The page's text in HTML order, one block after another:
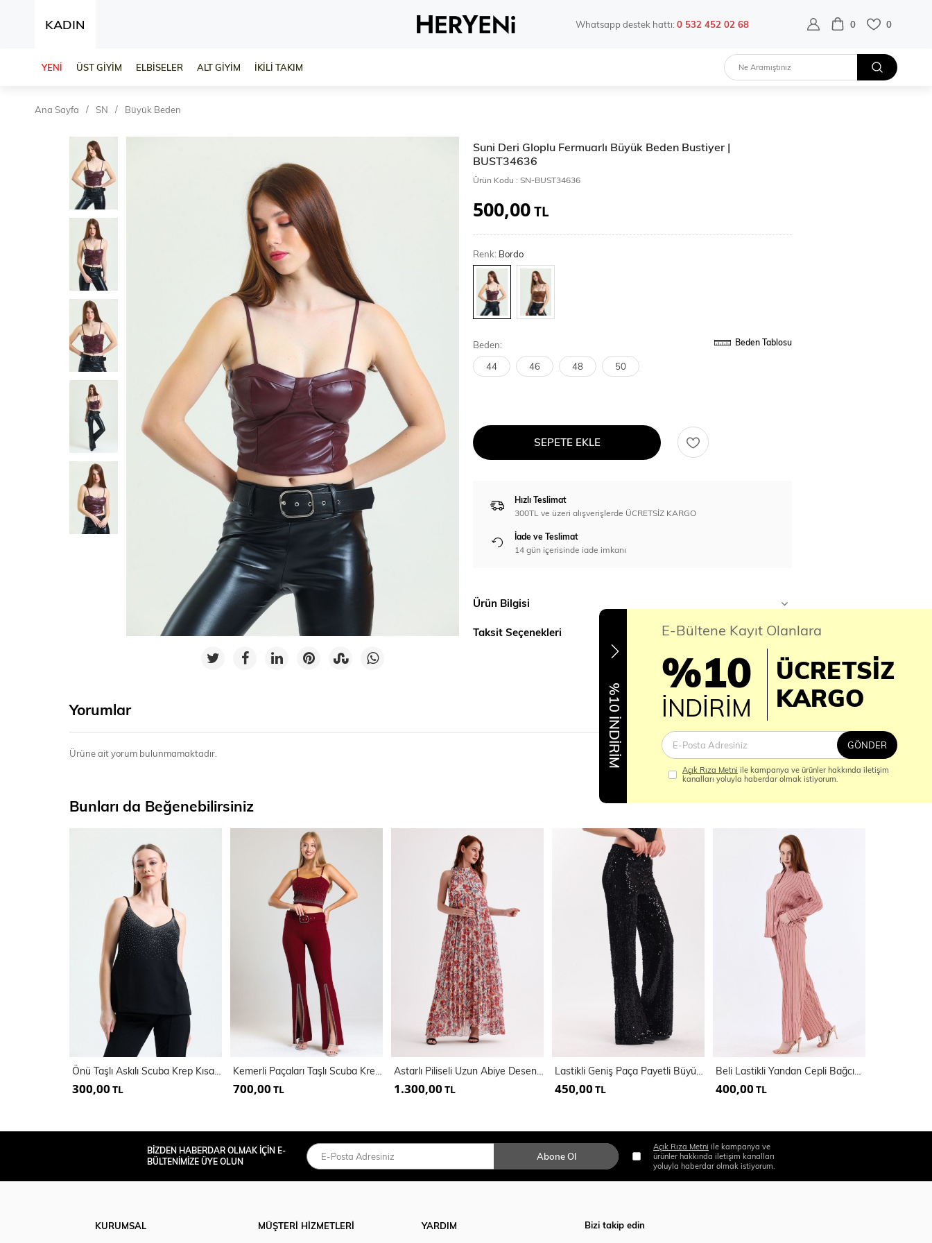
KADIN Whatsapp destek hattı:0 532 452 02 68 0 0
YENİ ÜST GİYİM ELBİSELER ALT GİYİM İKİLİ TAKIM
Ana Sayfa SN Büyük Beden
Suni Deri Gloplu Fermuarlı Büyük Beden Bustiyer |
BUST34636
Ürün Kodu : SN-BUST34636
500,00TL
Renk: Bordo
Beden: Beden Tablosu
44 46 48 50
SEPETE EKLE
Hızlı Teslimat
300TL ve üzeri alışverişlerde ÜCRETSİZ KARGO
İade ve Teslimat
14 gün içerisinde iade imkanı
Ürün Bilgisi
Taksit Seçenekleri
Yorumlar
Ürüne ait yorum bulunmamaktadır.
Bunları da Beğenebilirsiniz
Önü Taşlı Askılı Scuba Krep Kısa Bluz | Blz34466
300,00 TL
Kemerli Paçaları Taşlı Scuba Krep Abiye Büyük Beden Pantolon | Pnt34185
700,00 TL
Astarlı Piliseli Uzun Abiye Desenli Şifon Elbise | ELB35127SF
1.300,00 TL
Lastikli Geniş Paça Payetli Büyük Beden Abiye Pantolon | PNT34693
450,00 TL
Beli Lastikli Yandan Cepli Bağcıklı İnce Çizgili Viskon Pantolon | Pnt35465
400,00 TL
%10 İNDİRİM
E-Bültene Kayıt Olanlara
%10
İNDİRİM
ÜCRETSİZ
KARGO
GÖNDER
Açık Rıza Metni ile kampanya ve ürünler hakkında iletişim
kanalları yoluyla haberdar olmak istiyorum.
BİZDEN HABERDAR OLMAK İÇİN E-
BÜLTENİMİZE ÜYE OLUN
Abone Ol
Açık Rıza Metni ile kampanya ve
ürünler hakkında iletişim kanalları
yoluyla haberdar olmak istiyorum.
KURUMSAL
MÜŞTERİ HİZMETLERİ
YARDIM
Bizi takip edin